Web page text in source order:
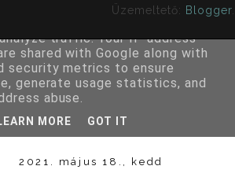
Üzemeltető: Blogger
2021. május 18., kedd
from Google to deliver its
traffic. Your IP address
shared with Google along with
security metrics to ensure
generate usage statistics, and
abuse.
MORE GOT IT